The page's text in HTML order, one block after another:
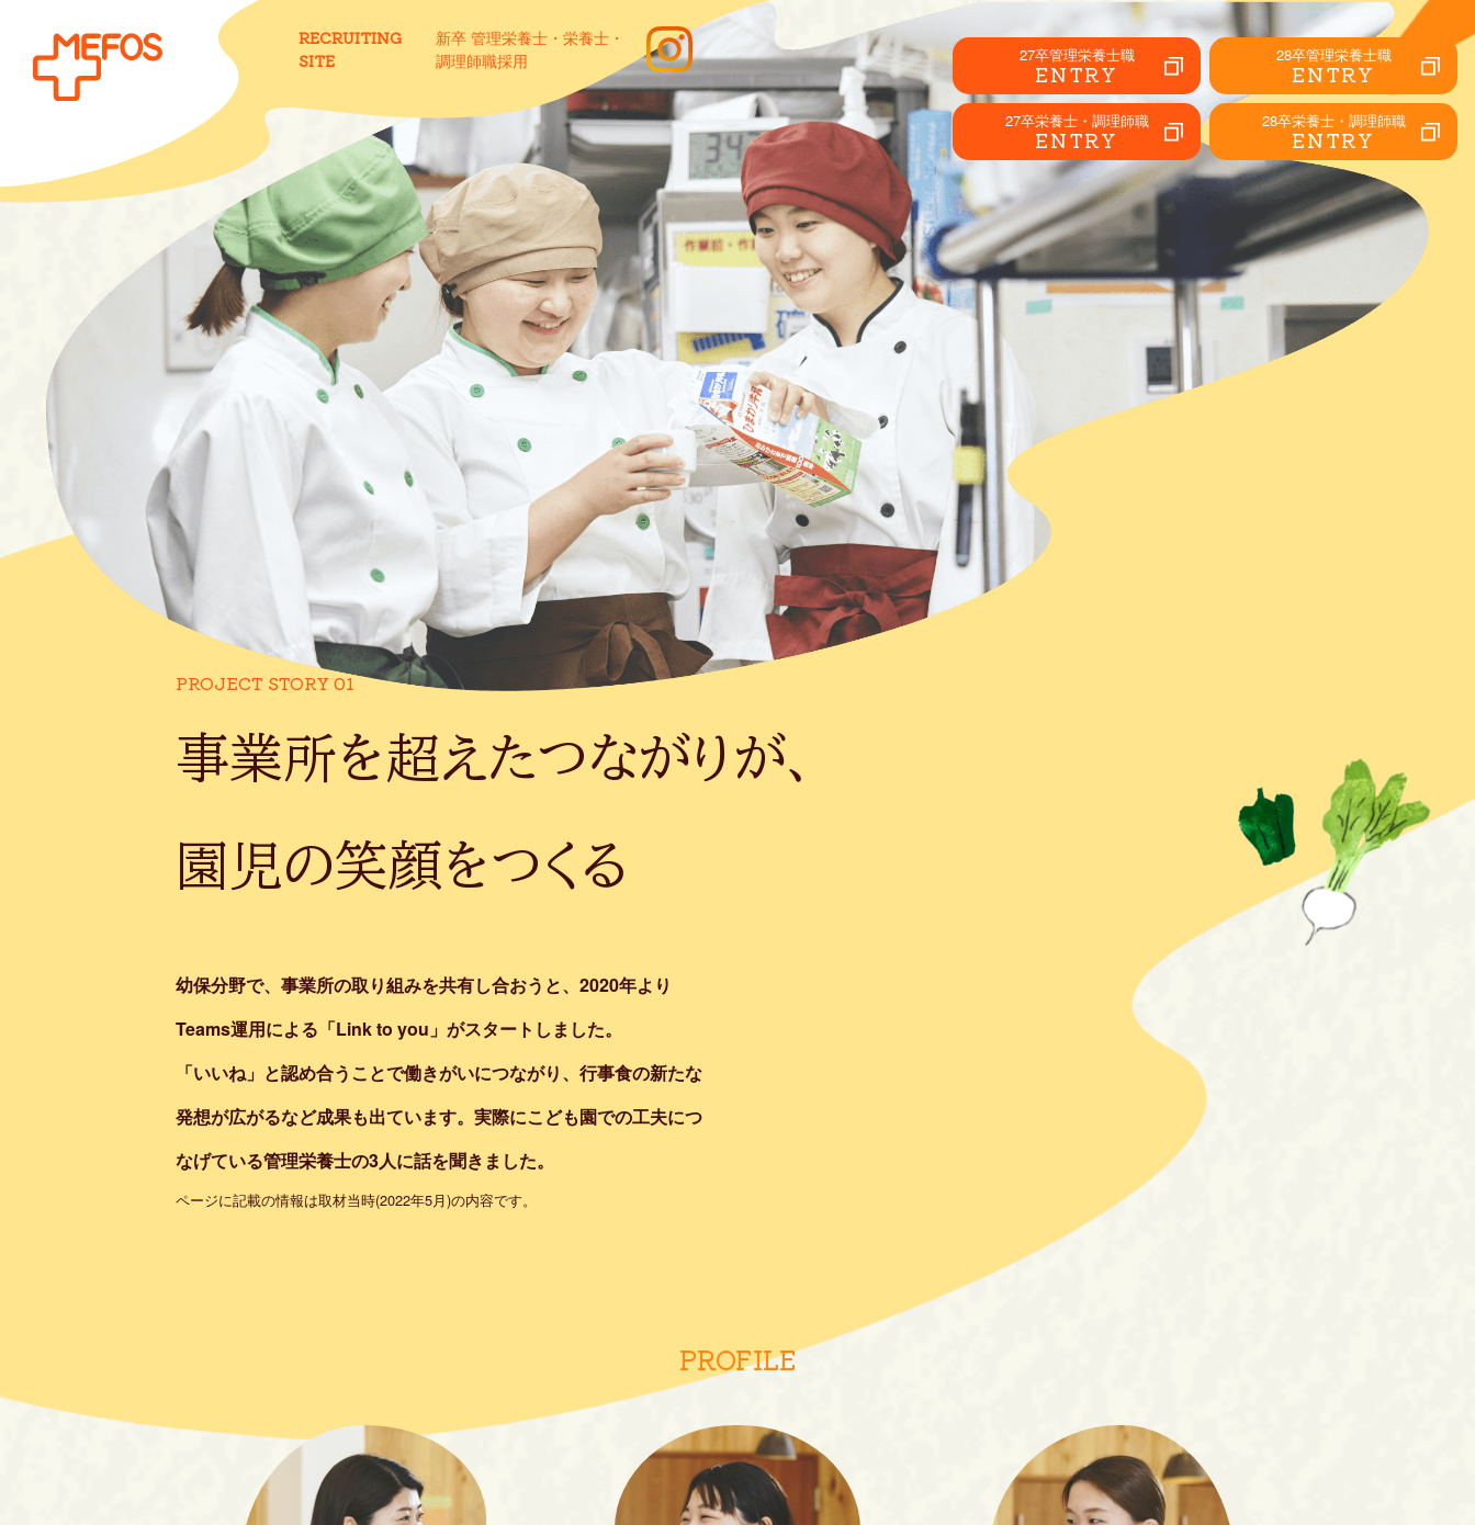
RECRUITING
SITE
新卒 管理栄養士・栄養士・
調理師職採用
27卒管理栄養士職
ENTRY
28卒管理栄養士職
ENTRY
27卒栄養士・調理師職
ENTRY
28卒栄養士・調理師職
ENTRY
PROJECT STORY 01
事業所を超えたつながりが、
園児の笑顔をつくる
幼保分野で、事業所の取り組みを共有し合おうと、2020年より
Teams運用による「Link to you」がスタートしました。
「いいね」と認め合うことで働きがいにつながり、行事食の新たな
発想が広がるなど成果も出ています。実際にこども園での工夫につ
なげている管理栄養士の3人に話を聞きました。
ページに記載の情報は取材当時(2022年5月)の内容です。
PROFILE